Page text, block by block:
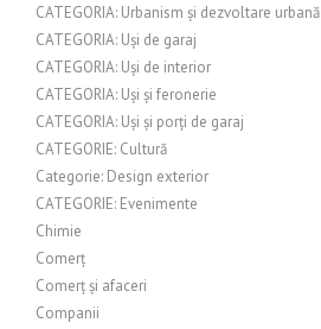
CATEGORIA: Urbanism și dezvoltare urbană
CATEGORIA: Uși de garaj
CATEGORIA: Uși de interior
CATEGORIA: Uși și feronerie
CATEGORIA: Uși și porți de garaj
CATEGORIE: Cultură
Categorie: Design exterior
CATEGORIE: Evenimente
Chimie
Comerț
Comerț și afaceri
Companii